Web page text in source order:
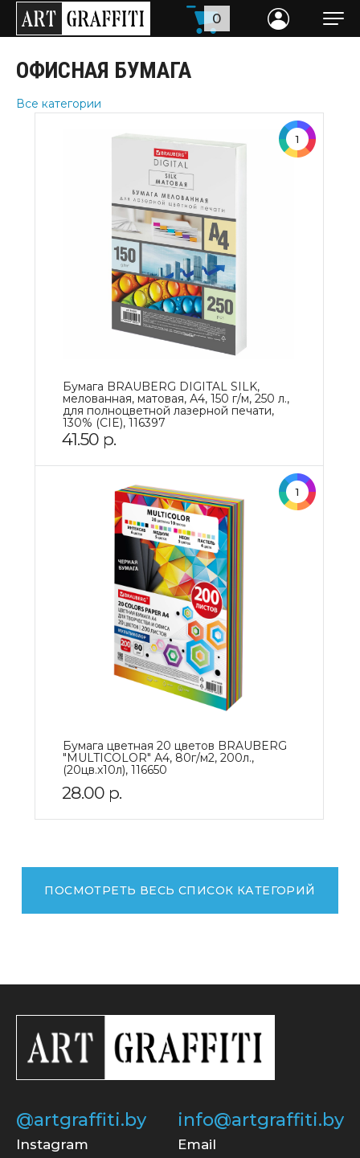
0
ОФИСНАЯ БУМАГА
Все категории
1
Бумага BRAUBERG DIGITAL SILK,
мелованная, матовая, А4, 150 г/м, 250 л.,
для полноцветной лазерной печати,
130% (CIE), 116397
41.50 р.
1
Бумага цветная 20 цветов BRAUBERG
"MULTICOLOR" А4, 80г/м2, 200л.,
(20цв.x10л), 116650
28.00 р.
ПОСМОТРЕТЬ ВЕСЬ СПИСОК КАТЕГОРИЙ
@artgraffiti.by
Instagram
info@artgraffiti.by
Email